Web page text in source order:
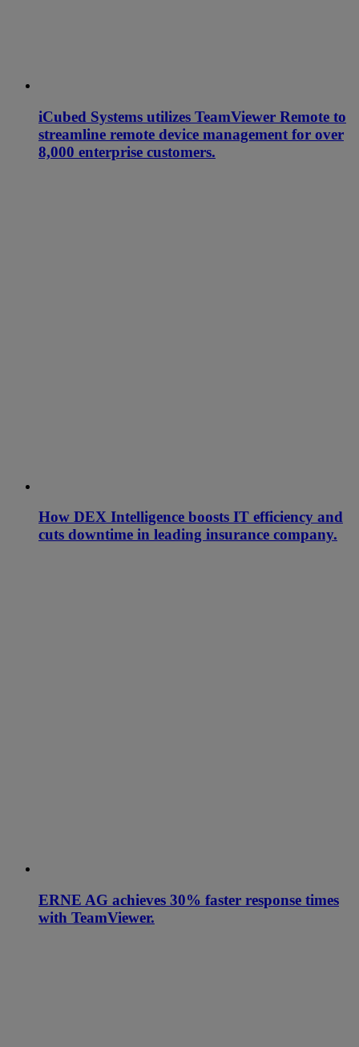
iCubed Systems utilizes TeamViewer Remote to
streamline remote device management for over
8,000 enterprise customers.
How DEX Intelligence boosts IT efficiency and
cuts downtime in leading insurance company.
ERNE AG achieves 30% faster response times
with TeamViewer.